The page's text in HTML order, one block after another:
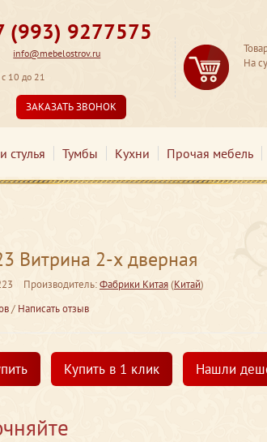
(993) 9277575
info@mebelostrov.ru
с 10 до 21
ЗАКАЗАТЬ ЗВОНОК
На
стулья Тумбы Кухни Прочая мебель
Витрина 2-х дверная
Производитель:Фабрики Китая(Китай)
/ Написать отзыв
Купить в 1 клик Нашли